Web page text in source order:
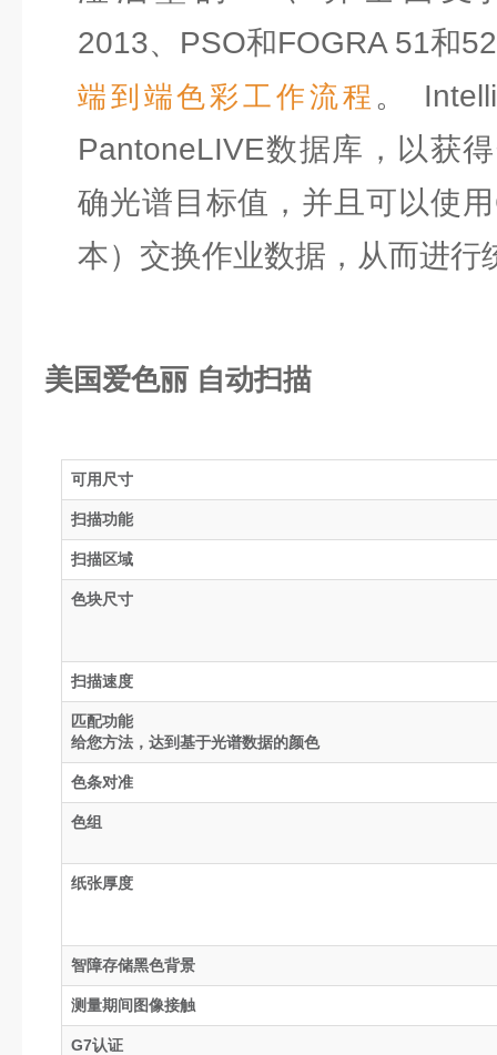
2013、PSO和FOGRA 51和
端到端色彩工作流程 。
PantoneLIVE数据库，以获
确光谱目标值，并且可以使
本）交换作业数据，从而进行
美国爱色丽 自动扫描
可用尺寸
扫描功能
扫描区域
色块尺寸
扫描速度
匹配功能
给您方法，达到基于光谱数据的颜色
色条对准
色组
纸张厚度
智障存储黑色背景
测量期间图像接触
G7认证